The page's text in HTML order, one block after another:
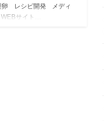
卵 レシピ開発 メディ
サイト…